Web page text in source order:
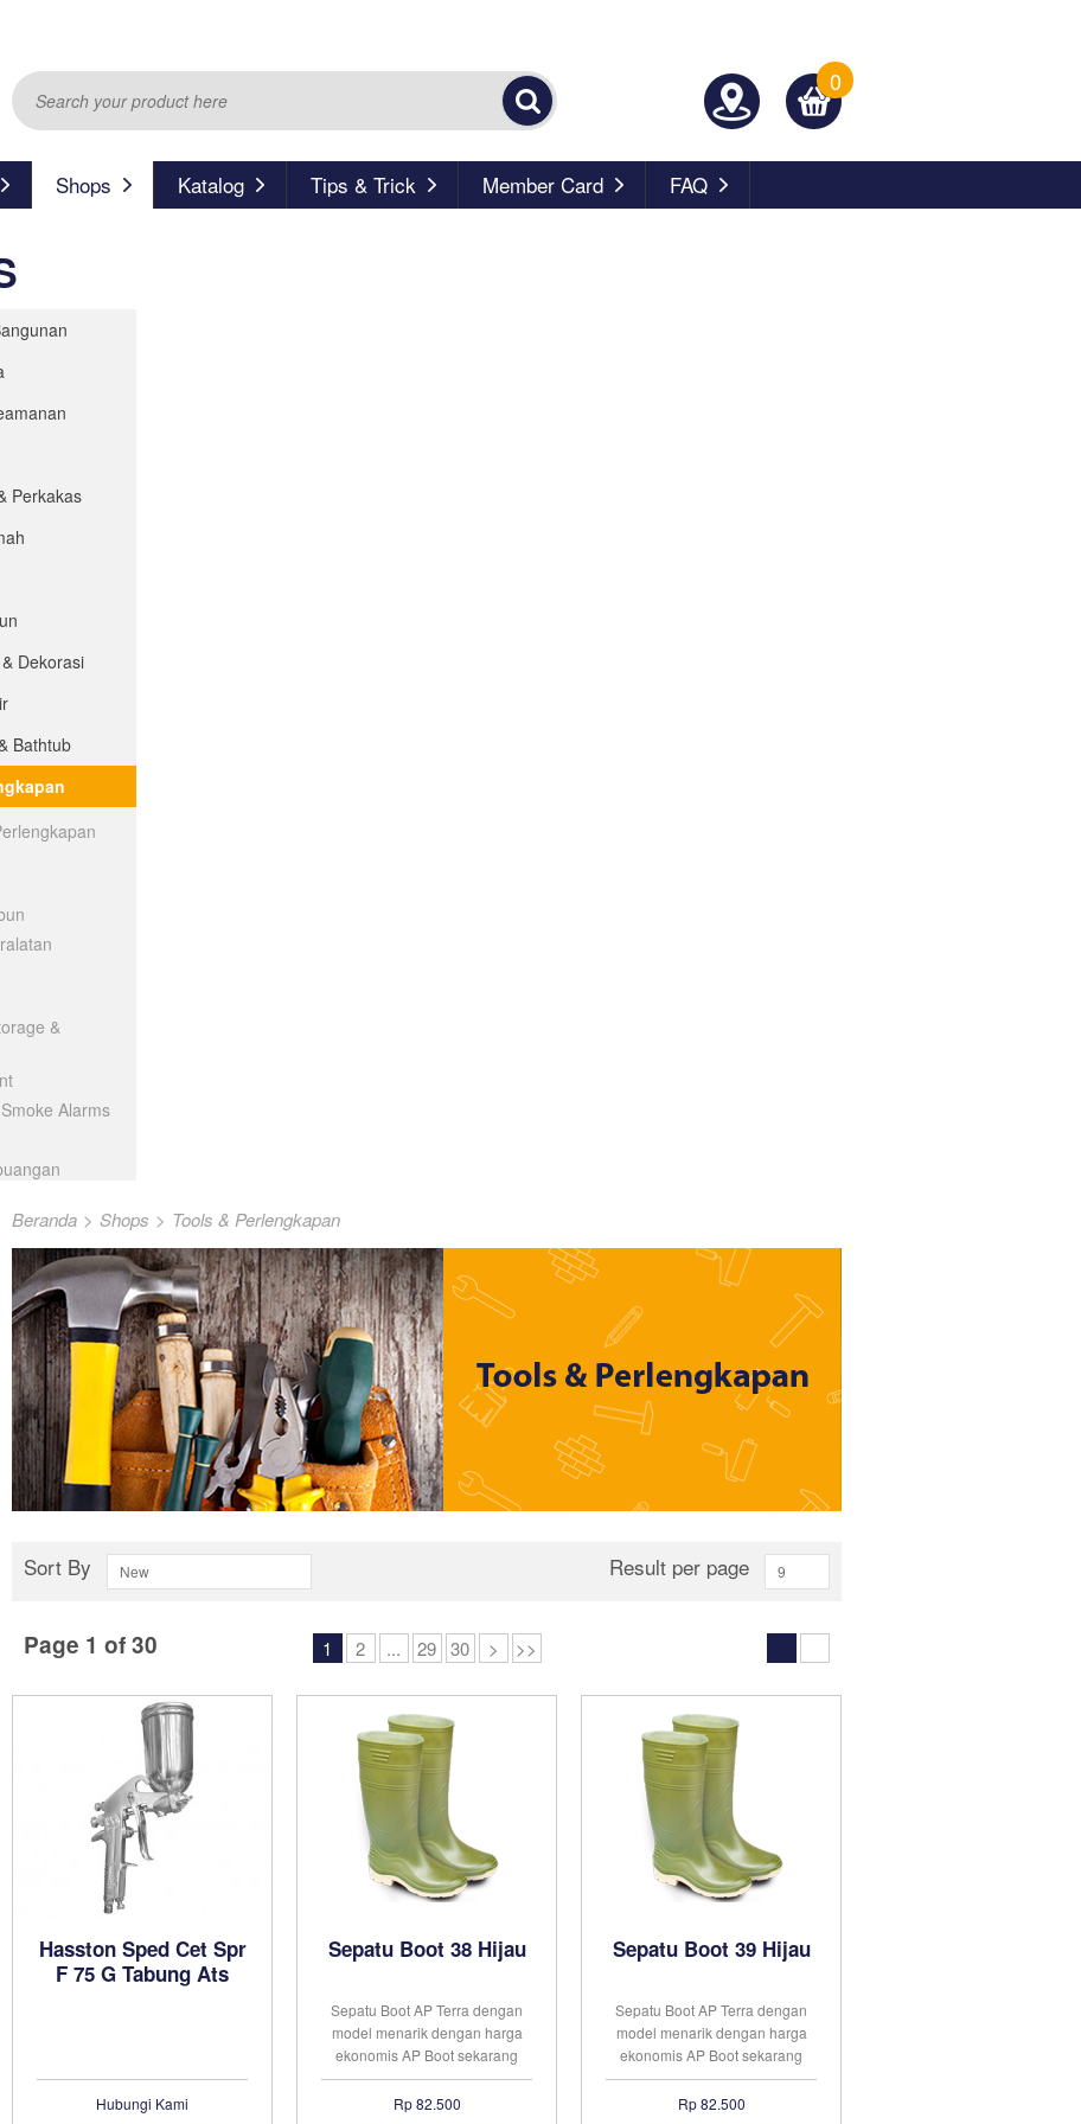
0
Shops Katalog Tips & Trick Member Card
FAQ
Perkakas
Dekorasi
Bathtub
&
Alarms
Beranda > Shops > Tools & Perlengkapan
Sort By New Result per page 9
Page 1 of 30 1 2 ... 29 30 > >>
Hasston Sped Cet Spr
F 75 G Tabung Ats
Hubungi Kami
Sepatu Boot 38 Hijau
Sepatu Boot AP Terra dengan
model menarik dengan harga
ekonomis AP Boot sekarang
telah dikenal sebagai merek
sepatu boots yang paling
Rp 82.500
Sepatu Boot 39 Hijau
Sepatu Boot AP Terra dengan
model menarik dengan harga
ekonomis AP Boot sekarang
telah dikenal sebagai merek
sepatu boots yang paling
Rp 82.500